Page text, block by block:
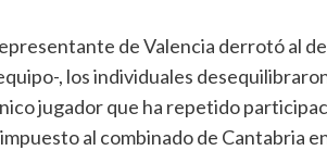
de Valencia derrotó al
, los individuales
jugador que ha repetido
al combinado de Cantabria